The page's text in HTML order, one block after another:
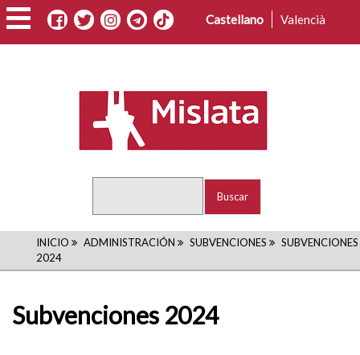
Pasar
al
contenido
Castellano Valencià
RUTA
DE
NAVEGACIÓN
INICIO ADMINISTRACIÓN SUBVENCIONES
SUBVENCIONES
2024
Subvenciones 2024